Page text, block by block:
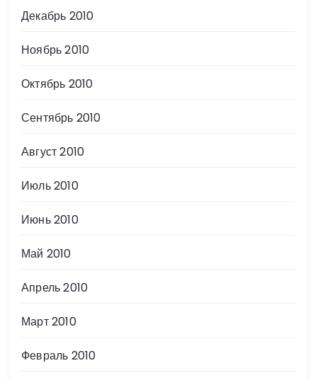
Декабрь 2010
Ноябрь 2010
Октябрь 2010
Сентябрь 2010
Август 2010
Июль 2010
Июнь 2010
Май 2010
Апрель 2010
Март 2010
Февраль 2010